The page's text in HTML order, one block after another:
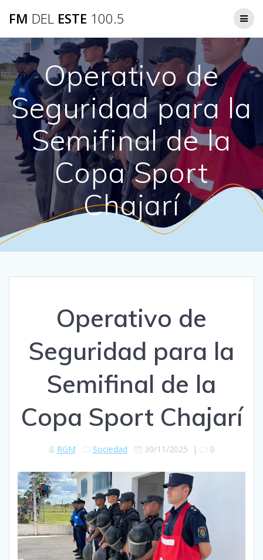
FM DEL ESTE 100.5
Operativo de
Seguridad para la
Semifinal de la
Copa Sport
Chajarí
Operativo de
Seguridad para la
Semifinal de la
Copa Sport Chajarí
RGM Sociedad 30/11/2025 | 0